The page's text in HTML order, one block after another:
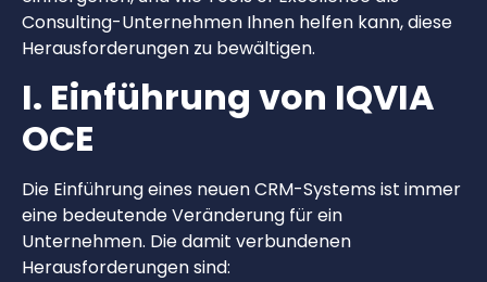
Consulting-Unternehmen Ihnen helfen kann, diese
Herausforderungen zu bewältigen.
I. Einführung von IQVIA
OCE
Die Einführung eines neuen CRM-Systems ist immer
eine bedeutende Veränderung für ein
Unternehmen. Die damit verbundenen
Herausforderungen sind: